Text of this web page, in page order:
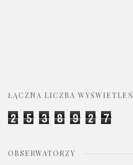
ŁĄCZNA LICZBA WYŚWIETLEŃ
2 5 3 8 9 2 7
OBSERWATORZY